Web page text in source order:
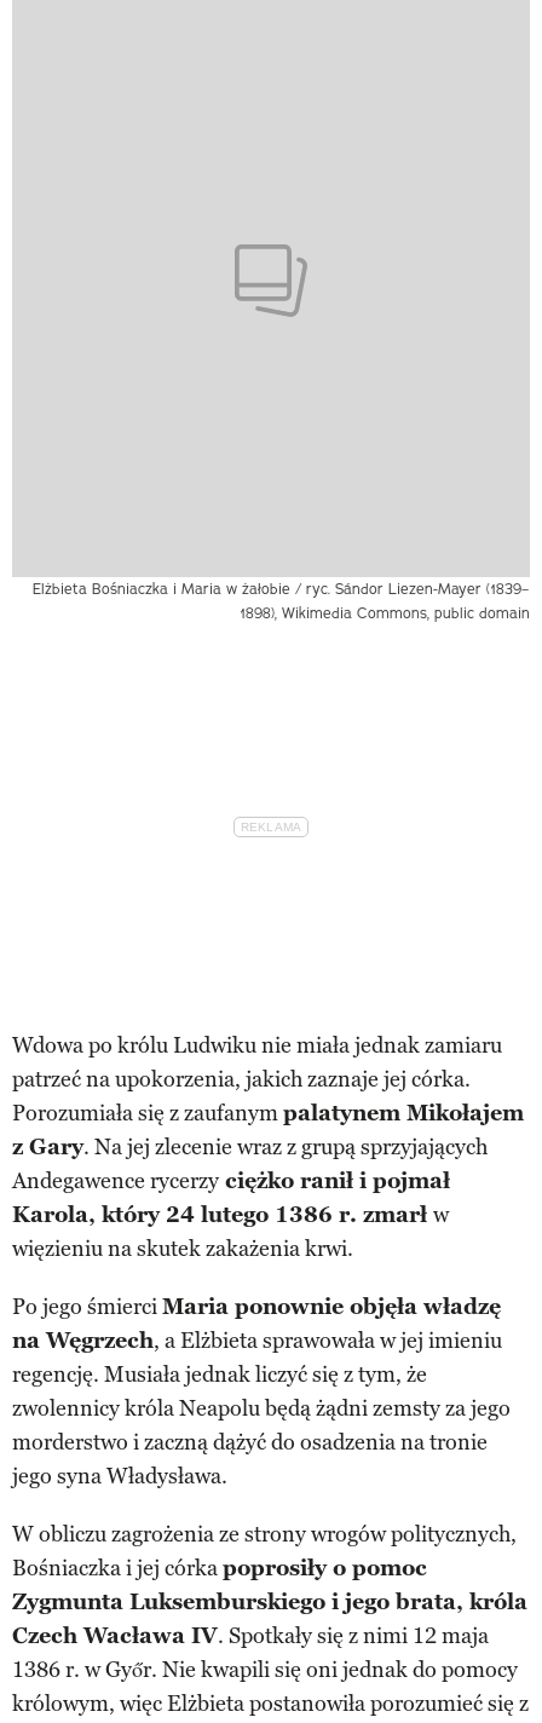
Elżbieta Bośniaczka i Maria w żałobie / ryc. Sándor Liezen-Mayer (1839–
1898), Wikimedia Commons, public domain
Wdowa po królu Ludwiku nie miała jednak zamiaru
patrzeć na upokorzenia, jakich zaznaje jej córka.
Porozumiała się z zaufanympalatynem Mikołajem
z Gary. Na jej zlecenie wraz z grupą sprzyjających
Andegawence rycerzy ciężko ranił i pojmał
Karola, który 24 lutego 1386 r. zmarł w
więzieniu na skutek zakażenia krwi.
Po jego śmierciMaria ponownie objęła władzę
na Węgrzech, a Elżbieta sprawowała w jej imieniu
regencję. Musiała jednak liczyć się z tym, że
zwolennicy króla Neapolu będą żądni zemsty za jego
morderstwo i zaczną dążyć do osadzenia na tronie
jego syna Władysława.
W obliczu zagrożenia ze strony wrogów politycznych,
Bośniaczka i jej córkapoprosiły o pomoc
Zygmunta Luksemburskiego i jego brata, króla
Czech Wacława IV. Spotkały się z nimi 12 maja
1386 r. w Győr. Nie kwapili się oni jednak do pomocy
królowym, więc Elżbieta postanowiła porozumieć się z